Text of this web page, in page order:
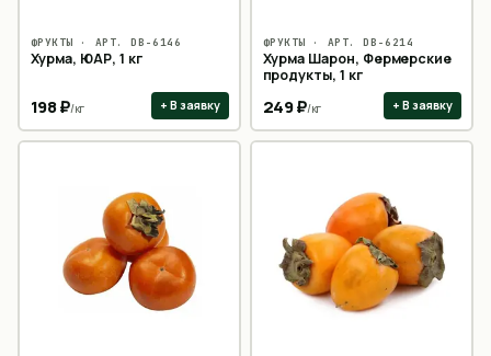
ФРУКТЫ · АРТ.DB-6146
Хурма, ЮАР, 1 кг
198₽/кг + В заявку
ФРУКТЫ · АРТ.DB-6214
Хурма Шарон, Фермерские
продукты, 1 кг
249₽/кг + В заявку